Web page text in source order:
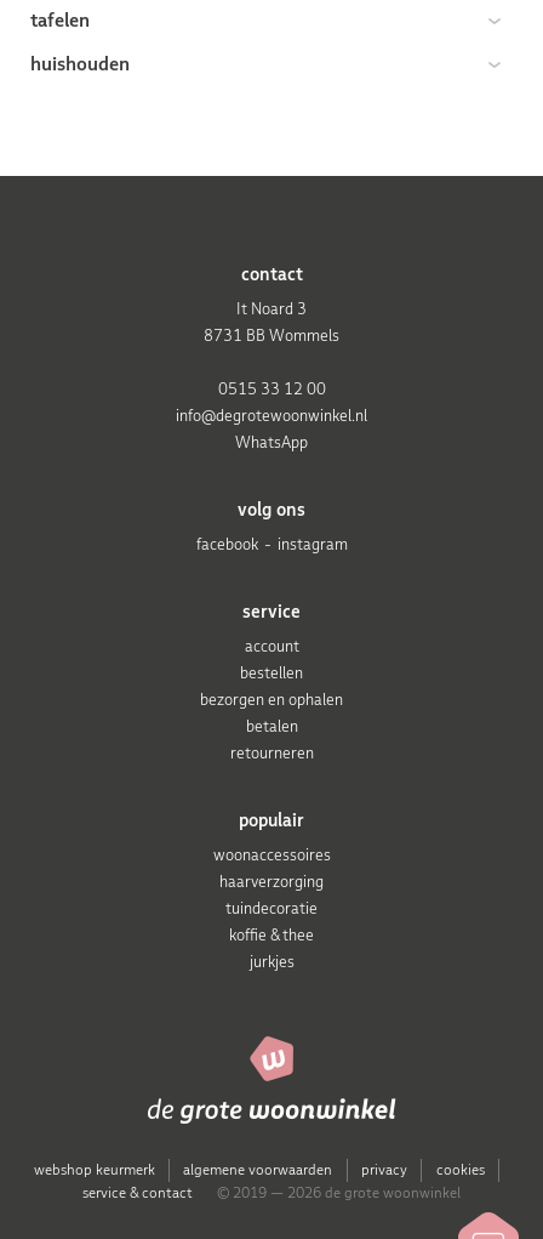
tafelen
huishouden
populair
woonaccessoires
haarverzorging
tuindecoratie
koffie & thee
jurkjes
service
account
bestellen
bezorgen en ophalen
betalen
retourneren
volg ons
facebook
instagram
contact
It Noard 3
8731 BB Wommels
0515 33 12 00
info@degrotewoonwinkel.nl
WhatsApp
webshop keurmerk algemene voorwaarden privacy
cookies
service & contact
© 2019 — 2026 de grote woonwinkel